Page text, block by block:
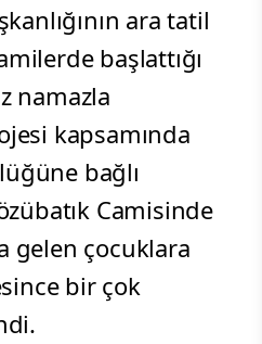
ara tatil
başlattığı
namazla
kapsamında
bağlı
Camisinde
gelen çocuklara
bir çok